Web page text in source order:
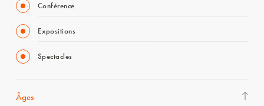
Conférence
Expositions
Spectacles
Âges